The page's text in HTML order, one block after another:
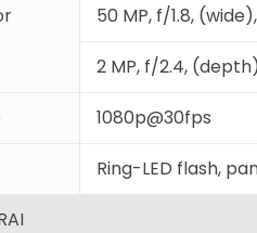
50 MP, f/1.8,
2 MP, f/2.4, (depth)
1080p@30fps
Ring-LED flash,